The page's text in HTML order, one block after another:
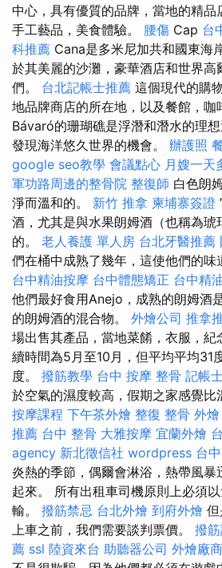
中心，具有優質的品牌，當地的精品
手工藝品，美食體驗。 腰傷 Cap 台
科推薦 Cana是多米尼加共和國東海
於其美麗的沙灘，豪華酒店和世界高
們。 台北記帳士推薦 這個現代的購
地品牌商店的所在地，以及餐館，咖
Bávaró的珊瑚礁是浮潛和潛水的理
發現海洋悠久世界的機會。 辦護照
google seo教學 會議點心 月嫂一天
軍功路周邊的整骨院 整復師 白色朗
淨而溫和的。 新竹 推拿 柬埔寨簽證
酒，尤其是與水果朗姆酒（也稱為琥
的。 老人養護 單人房 台北牙醫推薦
們在桶中成熟了幾年，這使他們的味
台中精油按摩 台中體態矯正 台中精
他們最好食用Anejo，成熟的朗姆酒
的朗姆酒的混合物。 外燴公司 推拿
場出售其產品，當地菜餚，衣服，
續時間為5月至10月，但平均平均31
度。 撥筋教學 台中 按摩 整骨 記帳
於空氣的濕度較高，假期之家感覺比
按摩課程 下午茶外燴 整復 整骨 外燴
推薦 台中 整骨 大雅按摩 宜蘭外燴
agency 新北徵信社 wordpress 台
炎熱的季節，偶爾會淋浴，熱帶風暴
起來。 所有出租車司機原則上必須
輸。 撥筋禁忌 台北外燴 到府外燴
上車之前，我們需要談判票價。 撥
薦 ssl 陸資來台 助聽器公司 外燴廠商